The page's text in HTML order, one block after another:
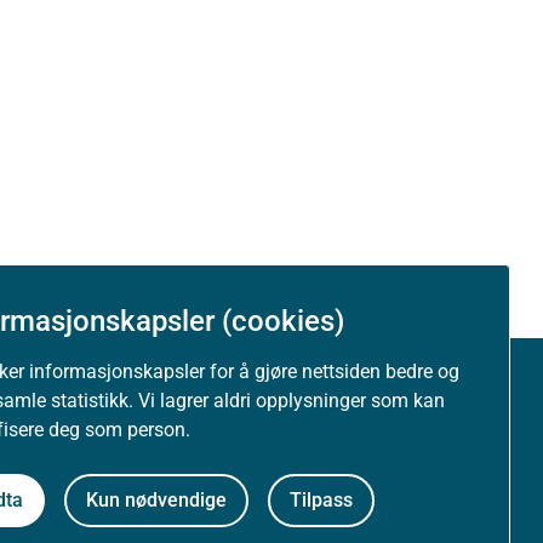
(cookies)
informasjonskapsler for å gjøre nettsiden bedre og
statistikk. Vi lagrer aldri opplysninger som kan
deg som person.
Kun nødvendige Tilpass
Om nettstedet
Tilgjengelighetserklæring (uustatus.no)